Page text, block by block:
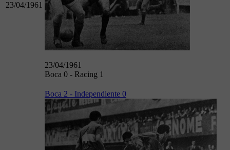
23/04/1961
23/04/1961
Boca 0 - Racing 1
Boca 2 - Independiente 0